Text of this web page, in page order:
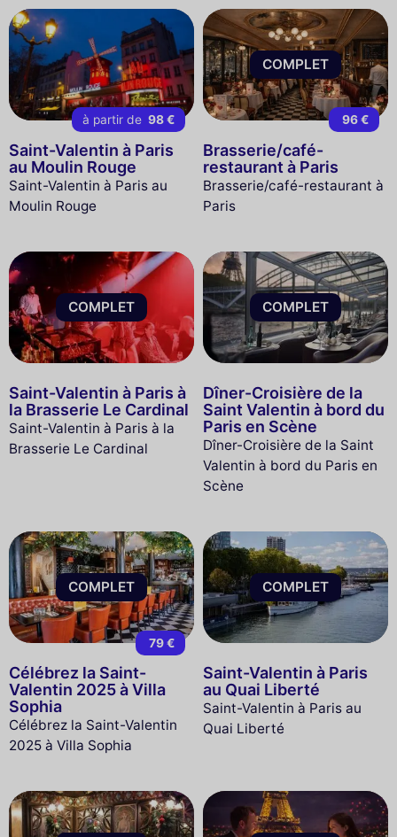
à partir de 98 €
Saint-Valentin à Paris
au Moulin Rouge
Saint-Valentin à Paris au
Moulin Rouge
COMPLET
96 €
Brasserie/café-
restaurant à Paris
Brasserie/café-restaurant à
Paris
COMPLET
Saint-Valentin à Paris à
la Brasserie Le Cardinal
Saint-Valentin à Paris à la
Brasserie Le Cardinal
COMPLET
Dîner-Croisière de la
Saint Valentin à bord du
Paris en Scène
Dîner-Croisière de la Saint
Valentin à bord du Paris en
Scène
COMPLET
79 €
Célébrez la Saint-
Valentin 2025 à Villa
Sophia
Célébrez la Saint-Valentin
2025 à Villa Sophia
COMPLET
Saint-Valentin à Paris
au Quai Liberté
Saint-Valentin à Paris au
Quai Liberté